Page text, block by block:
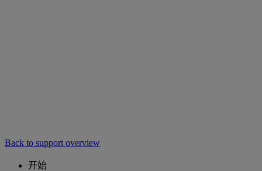
Back to support overview
开始